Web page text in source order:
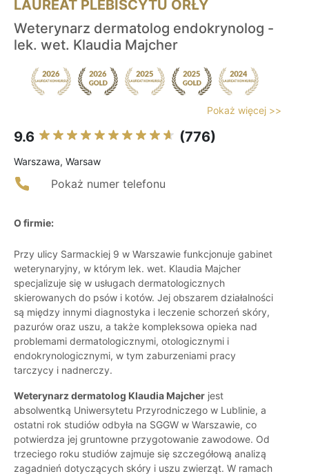
LAUREAT PLEBISCYTU ORŁY
Weterynarz dermatolog endokrynolog -
lek. wet. Klaudia Majcher
Pokaż więcej >>
9.6 (776)
Warszawa, Warsaw
Pokaż numer telefonu
O firmie:
Przy ulicy Sarmackiej 9 w Warszawie funkcjonuje gabinet
weterynaryjny, w którym lek. wet. Klaudia Majcher
specjalizuje się w usługach dermatologicznych
skierowanych do psów i kotów. Jej obszarem działalności
są między innymi diagnostyka i leczenie schorzeń skóry,
pazurów oraz uszu, a także kompleksowa opieka nad
problemami dermatologicznymi, otologicznymi i
endokrynologicznymi, w tym zaburzeniami pracy
tarczycy i nadnerczy.
Weterynarz dermatolog Klaudia Majcher jest
absolwentką Uniwersytetu Przyrodniczego w Lublinie, a
ostatni rok studiów odbyła na SGGW w Warszawie, co
potwierdza jej gruntowne przygotowanie zawodowe. Od
trzeciego roku studiów zajmuje się szczegółową analizą
zagadnień dotyczących skóry i uszu zwierząt. W ramach